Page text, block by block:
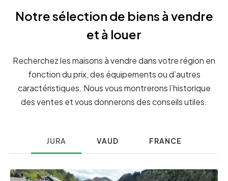
Notre sélection de biens à vendre
et à louer
Recherchez les maisons à vendre dans votre région en
fonction du prix, des équipements ou d’autres
caractéristiques. Nous vous montrerons l’historique
des ventes et vous donnerons des conseils utiles.
JURA VAUD FRANCE